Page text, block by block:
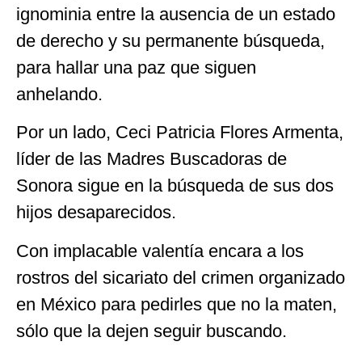
ignominia entre la ausencia de un estado
de derecho y su permanente búsqueda,
para hallar una paz que siguen
anhelando.
Por un lado, Ceci Patricia Flores Armenta,
líder de las Madres Buscadoras de
Sonora sigue en la búsqueda de sus dos
hijos desaparecidos.
Con implacable valentía encara a los
rostros del sicariato del crimen organizado
en México para pedirles que no la maten,
sólo que la dejen seguir buscando.